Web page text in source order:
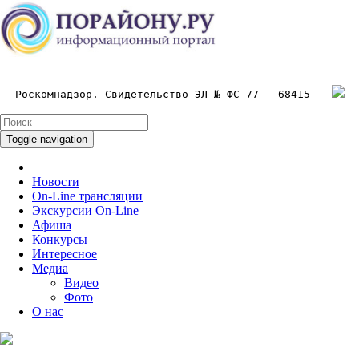
Роскомнадзор. Свидетельство ЭЛ № ФС 77 – 68415
Toggle navigation
Новости
On-Line трансляции
Экскурсии On-Line
Афиша
Конкурсы
Интересное
Медиа
Видео
Фото
О нас